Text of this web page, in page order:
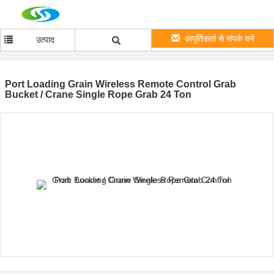
उत्पाद आपूर्तिकर्ता से संपर्क करें
Port Loading Grain Wireless Remote Control Grab
Bucket / Crane Single Rope Grab 24 Ton